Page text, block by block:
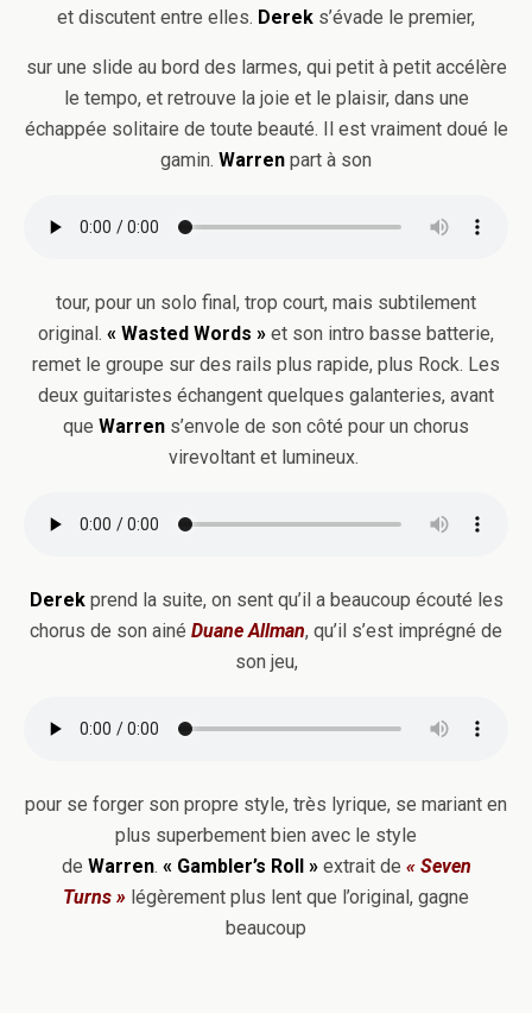
et discutent entre elles. Derek s’évade le premier,
sur une slide au bord des larmes, qui petit à petit accélère
le tempo, et retrouve la joie et le plaisir, dans une
échappée solitaire de toute beauté. Il est vraiment doué le
gamin. Warren part à son
tour, pour un solo final, trop court, mais subtilement
original. « Wasted Words » et son intro basse batterie,
remet le groupe sur des rails plus rapide, plus Rock. Les
deux guitaristes échangent quelques galanteries, avant
que Warren s’envole de son côté pour un chorus
virevoltant et lumineux.
Derek prend la suite, on sent qu’il a beaucoup écouté les
chorus de son ainé Duane Allman, qu’il s’est imprégné de
son jeu,
pour se forger son propre style, très lyrique, se mariant en
plus superbement bien avec le style
de Warren. « Gambler’s Roll »extrait de « Seven
Turns » légèrement plus lent que l’original, gagne
beaucoup